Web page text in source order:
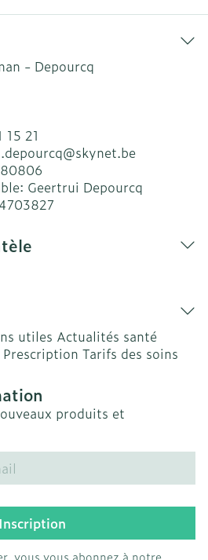
- Depourcq
15 21
skynet.be
Geertrui Depourcq
utiles Actualités santé
Prescription Tarifs des soins
produits et
Inscription
vous vous abonnez à notre